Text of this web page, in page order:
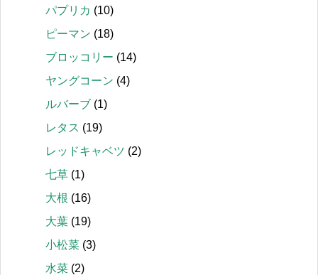
パプリカ (10)
ピーマン (18)
ブロッコリー (14)
ヤングコーン (4)
ルバーブ (1)
レタス (19)
レッドキャベツ (2)
七草 (1)
大根 (16)
大葉 (19)
小松菜 (3)
水菜 (2)